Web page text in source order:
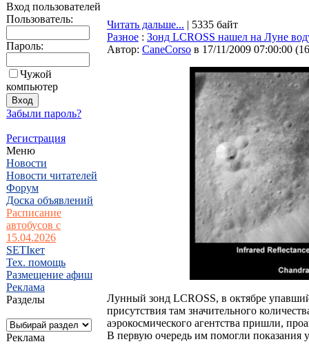
Вход пользователей
Пользователь:
Пароль:
Чужой
компьютер
Забыли пароль?
Регистрация
Меню
Новости
Новости читателей
Форум
Доска объявлений
Расписание
автобусов с
15.04.2026
SETIкет
Тех. помощь
Размещение афиш
Реклама
Разделы
Реклама
Читать дальше... | 5335 байт
Разное : Зонд LCROSS нашел на Луне
Автор: CaneCorso в 17/11/2009 07:00:00 (
Лунный зонд LCROSS, в октябре
присутствия там значительного
аэрокосмического агентства пришли,
В первую очередь им помогли показания